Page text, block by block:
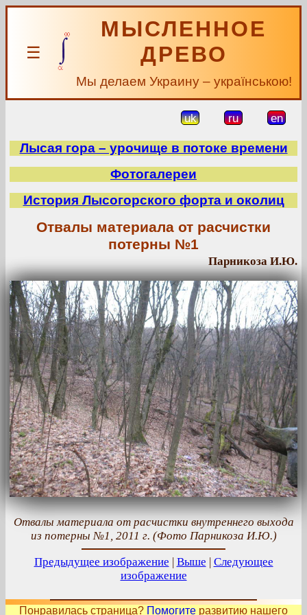
☰
МЫСЛЕННОЕ
ДРЕВО
Мы делаем Украину – українською!
uk ru en
Лысая гора – урочище в потоке времени
Фотогалереи
История Лысогорского форта и околиц
Отвалы материала от расчистки
потерны №1
Парникоза И.Ю.
Отвалы материала от расчистки внутреннего выхода
из потерны №1, 2011 г. (Фото Парникоза И.Ю.)
Предыдущее изображение | Выше | Следующее
изображение
Понравилась страница? Помогите развитию нашего